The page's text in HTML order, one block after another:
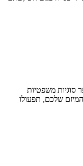
משפטיות
שלכם, תפעולו